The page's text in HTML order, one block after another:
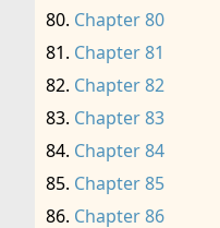
Chapter 80
Chapter 81
Chapter 82
Chapter 83
Chapter 84
Chapter 85
Chapter 86